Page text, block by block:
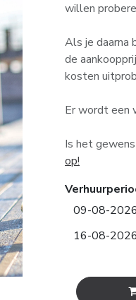
willen
Als je daarna
de
kosten
Er wordt een
Is het
op!